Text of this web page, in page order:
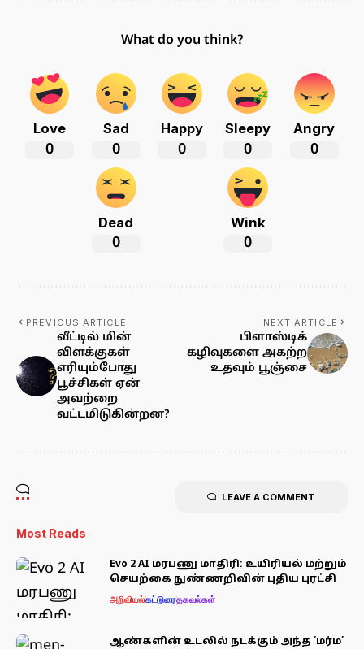
What do you think?
Love
0
Sad
0
Happy
0
Sleepy
0
Angry
0
Dead
0
Wink
0
PREVIOUS ARTICLE
வீட்டில் மின்
விளக்குகள்
எரியும்போது
பூச்சிகள் ஏன்
அவற்றை
வட்டமிடுகின்றன?
NEXT ARTICLE
பிளாஸ்டிக்
கழிவுகளை அகற்ற
உதவும் பூஞ்சை
LEAVE A COMMENT
Most Reads
Evo 2 AI மரபணு மாதிரி: உயிரியல் மற்றும்
செயற்கை நுண்ணறிவின் புதிய புரட்சி
அறிவியல்கட்டுரைதகவல்கள்
ஆண்களின் உடலில் நடக்கும் அந்த ‘மர்ம’